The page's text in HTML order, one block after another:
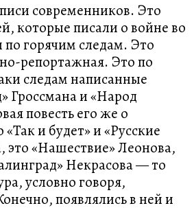
современников. Это
которые писали о войне во
горячим следам. Это
репортажная. Это по
следам написанные
Гроссмана и «Народ
повесть его же о
и будет» и «Русские
«Нашествие» Леонова,
Некрасова — то
условно говоря,
появлялись в ней и